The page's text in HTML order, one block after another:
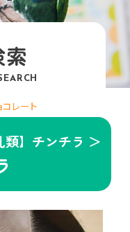
レート
】チンチラ ＞